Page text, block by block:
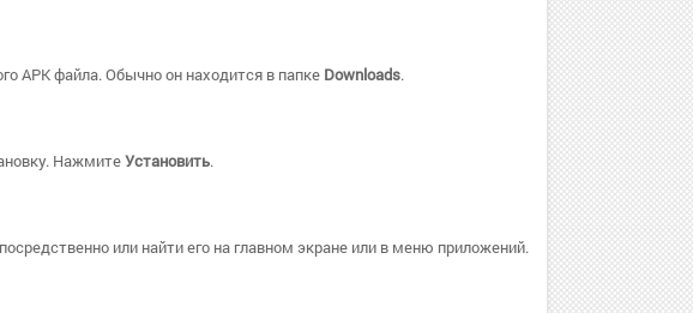
APK файла. Обычно он находится в папке Downloads.
НажмитеУстановить.
или найти его на главном экране или в меню приложений.